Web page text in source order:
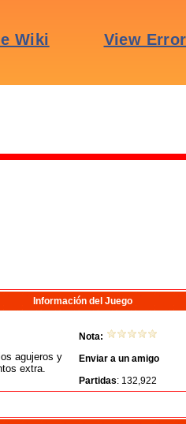
Información del Juego
agujeros y
extra.
Nota:
Enviar a un amigo
Partidas: 132,922